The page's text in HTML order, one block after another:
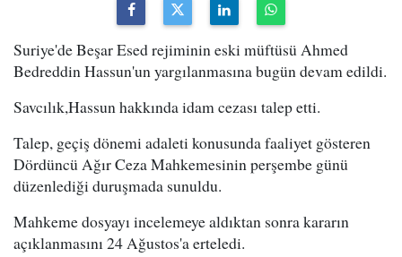
Suriye'de Beşar Esed rejiminin eski müftüsü Ahmed
Bedreddin Hassun'un yargılanmasına bugün devam edildi.
Savcılık,Hassun hakkında idam cezası talep etti.
Talep, geçiş dönemi adaleti konusunda faaliyet gösteren
Dördüncü Ağır Ceza Mahkemesinin perşembe günü
düzenlediği duruşmada sunuldu.
Mahkeme dosyayı incelemeye aldıktan sonra kararın
açıklanmasını 24 Ağustos'a erteledi.